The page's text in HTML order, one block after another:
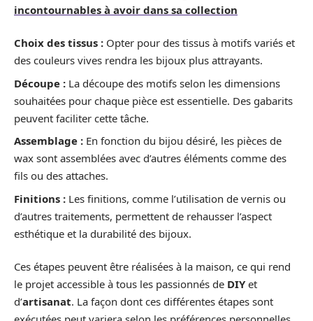
incontournables à avoir dans sa collection
Choix des tissus : Opter pour des tissus à motifs variés et
des couleurs vives rendra les bijoux plus attrayants.
Découpe : La découpe des motifs selon les dimensions
souhaitées pour chaque pièce est essentielle. Des gabarits
peuvent faciliter cette tâche.
Assemblage : En fonction du bijou désiré, les pièces de
wax sont assemblées avec d’autres éléments comme des
fils ou des attaches.
Finitions : Les finitions, comme l’utilisation de vernis ou
d’autres traitements, permettent de rehausser l’aspect
esthétique et la durabilité des bijoux.
Ces étapes peuvent être réalisées à la maison, ce qui rend
le projet accessible à tous les passionnés de DIYet
d’artisanat. La façon dont ces différentes étapes sont